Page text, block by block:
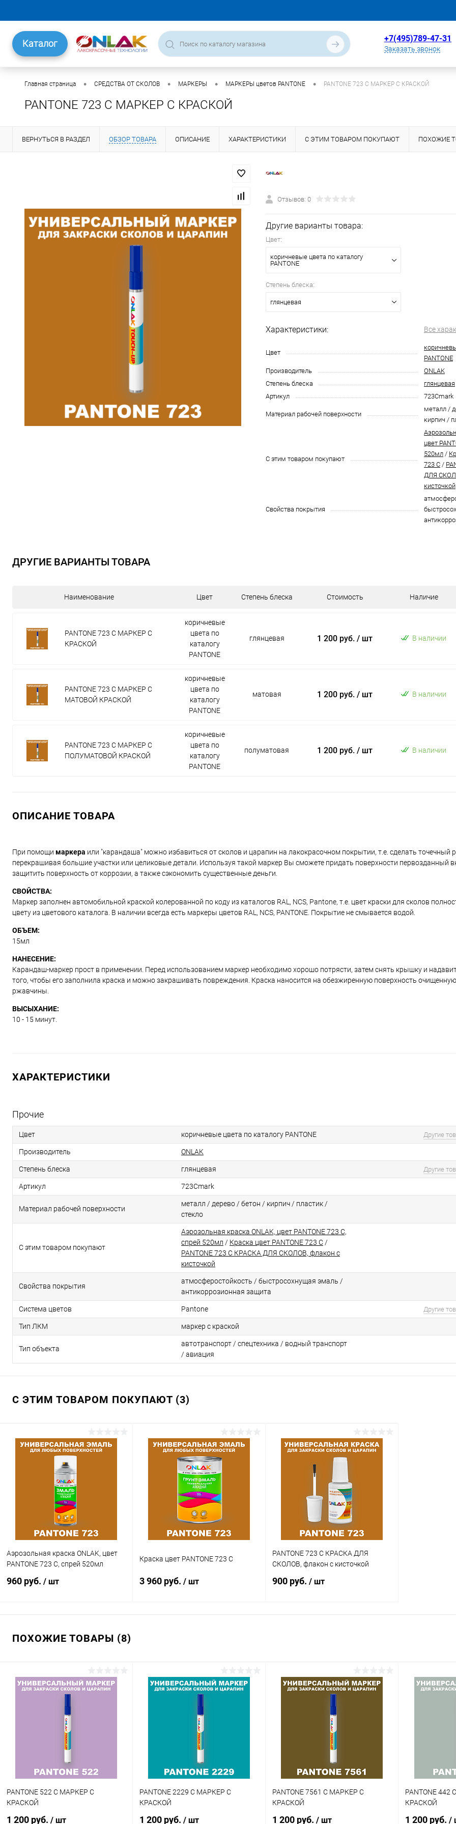
Каталог +7(495)789-47-31
Заказать звонок
Главная страница • СРЕДСТВА ОТ СКОЛОВ • МАРКЕРЫ • МАРКЕРЫ цветов PANTONE • PANTONE 723 C МАРКЕР С КРАСКОЙ
PANTONE 723 C МАРКЕР С КРАСКОЙ
ВЕРНУТЬСЯ В РАЗДЕЛ ОБЗОР ТОВАРА ОПИСАНИЕ ХАРАКТЕРИСТИКИ С ЭТИМ ТОВАРОМ ПОКУПАЮТ ПОХОЖИЕ
Отзывов: 0
Другие варианты товара:
Цвет:
коричневые цвета по каталогу
PANTONE
Степень блеска:
глянцевая
Характеристики: Все
Цвет
PANTONE
Производитель
ONLAK
Степень блеска
глянцевая
Артикул
723Cmark
Материал рабочей поверхности
металл /
кирпич /
С этим товаром покупают
цвет
520мл /
723 C /
ДЛЯ
кисточкой
Свойства покрытия
ДРУГИЕ ВАРИАНТЫ ТОВАРА
Наименование Цвет Степень блеска Стоимость Наличие
PANTONE 723 C МАРКЕР С
КРАСКОЙ
коричневые
цвета по
каталогу
PANTONE
глянцевая 1 200 руб. / шт В наличии
PANTONE 723 C МАРКЕР С
МАТОВОЙ КРАСКОЙ
коричневые
цвета по
каталогу
PANTONE
матовая 1 200 руб. / шт В наличии
PANTONE 723 C МАРКЕР С
ПОЛУМАТОВОЙ КРАСКОЙ
коричневые
цвета по
каталогу
PANTONE
полуматовая 1 200 руб. / шт В наличии
ОПИСАНИЕ ТОВАРА
При помощи маркера или "карандаша" можно избавиться от сколов и царапин на лакокрасочном покрытии, т.е. сделать точечный
перекрашивая большие участки или целиковые детали. Используя такой маркер Вы сможете придать поверхности первозданный
защитить поверхность от коррозии, а также сэкономить существенные деньги.
СВОЙСТВА:
Маркер заполнен автомобильной краской колерованной по коду из каталогов RAL, NCS, Pantone, т.е. цвет краски для сколов
цвету из цветового каталога. В наличии всегда есть маркеры цветов RAL, NCS, PANTONE. Покрытие не смывается водой.
ОБЪЕМ:
15мл
НАНЕСЕНИЕ:
Карандаш-маркер прост в применении. Перед использованием маркер необходимо хорошо потрясти, затем снять крышку и
того, чтобы его заполнила краска и можно закрашивать повреждения. Краска наносится на обезжиренную поверхность
ржавчины.
ВЫСЫХАНИЕ:
10 - 15 минут.
ХАРАКТЕРИСТИКИ
Прочие
Цвет коричневые цвета по каталогу PANTONE Другие
Производитель ONLAK
Степень блеска глянцевая Другие
Артикул 723Cmark
Материал рабочей поверхности
металл / дерево / бетон / кирпич / пластик /
стекло
С этим товаром покупают
Аэрозольная краска ONLAK, цвет PANTONE 723 C,
спрей 520мл / Краска цвет PANTONE 723 C /
PANTONE 723 C КРАСКА ДЛЯ СКОЛОВ, флакон с
кисточкой
Свойства покрытия
атмосферостойкоcть / быстросохнущая эмаль /
антикоррозионная защита
Система цветов Pantone Другие
Тип ЛКМ маркер с краской
Тип объекта
автотранспорт / спецтехника / водный транспорт
/ авиация
С ЭТИМ ТОВАРОМ ПОКУПАЮТ (3)
Аэрозольная краска ONLAK, цвет
PANTONE 723 C, спрей 520мл
960 руб. / шт
Цвет:
Краска цвет PANTONE 723 C
3 960 руб. / шт
Цвет:
полуматовая
PANTONE 723 C КРАСКА ДЛЯ
СКОЛОВ, флакон с кисточкой
900 руб. / шт
Цвет:
матовая
ПОХОЖИЕ ТОВАРЫ (8)
PANTONE 522 C МАРКЕР С
КРАСКОЙ
1 200 руб. / шт
PANTONE 2229 C МАРКЕР С
КРАСКОЙ
1 200 руб. / шт
PANTONE 7561 C МАРКЕР С
КРАСКОЙ
1 200 руб. / шт
PANTONE 442
КРАСКОЙ
1 200 руб. /